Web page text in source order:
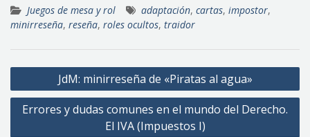
Juegos de mesa y rol adaptación, cartas, impostor,
minirreseña, reseña, roles ocultos, traidor
Navegación
de
entradas
JdM: minirreseña de «Piratas al agua»
Errores y dudas comunes en el mundo del Derecho.
El IVA (Impuestos I)